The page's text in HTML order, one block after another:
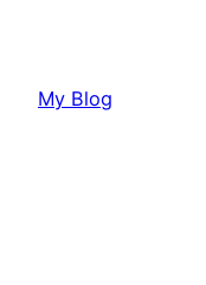
My Blog